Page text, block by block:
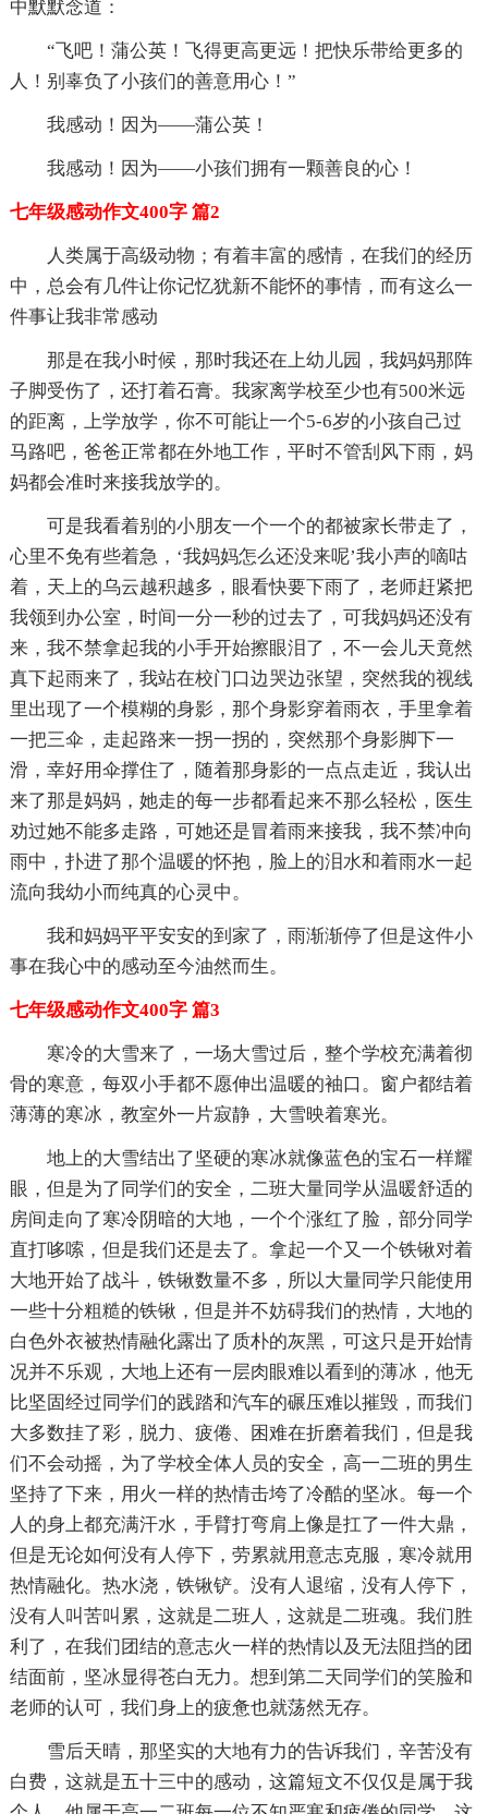
中默默念道：
“飞吧！蒲公英！飞得更高更远！把快乐带给更多的
人！别辜负了小孩们的善意用心！”
我感动！因为——蒲公英！
我感动！因为——小孩们拥有一颗善良的心！
七年级感动作文400字 篇2
人类属于高级动物；有着丰富的感情，在我们的经历
中，总会有几件让你记忆犹新不能怀的事情，而有这么一
件事让我非常感动
那是在我小时候，那时我还在上幼儿园，我妈妈那阵
子脚受伤了，还打着石膏。我家离学校至少也有500米远
的距离，上学放学，你不可能让一个5-6岁的小孩自己过
马路吧，爸爸正常都在外地工作，平时不管刮风下雨，妈
妈都会准时来接我放学的。
可是我看着别的小朋友一个一个的都被家长带走了，
心里不免有些着急，‘我妈妈怎么还没来呢’我小声的嘀咕
着，天上的乌云越积越多，眼看快要下雨了，老师赶紧把
我领到办公室，时间一分一秒的过去了，可我妈妈还没有
来，我不禁拿起我的小手开始擦眼泪了，不一会儿天竟然
真下起雨来了，我站在校门口边哭边张望，突然我的视线
里出现了一个模糊的身影，那个身影穿着雨衣，手里拿着
一把三伞，走起路来一拐一拐的，突然那个身影脚下一
滑，幸好用伞撑住了，随着那身影的一点点走近，我认出
来了那是妈妈，她走的每一步都看起来不那么轻松，医生
劝过她不能多走路，可她还是冒着雨来接我，我不禁冲向
雨中，扑进了那个温暖的怀抱，脸上的泪水和着雨水一起
流向我幼小而纯真的心灵中。
我和妈妈平平安安的到家了，雨渐渐停了但是这件小
事在我心中的感动至今油然而生。
七年级感动作文400字 篇3
寒冷的大雪来了，一场大雪过后，整个学校充满着彻
骨的寒意，每双小手都不愿伸出温暖的袖口。窗户都结着
薄薄的寒冰，教室外一片寂静，大雪映着寒光。
地上的大雪结出了坚硬的寒冰就像蓝色的宝石一样耀
眼，但是为了同学们的安全，二班大量同学从温暖舒适的
房间走向了寒冷阴暗的大地，一个个涨红了脸，部分同学
直打哆嗦，但是我们还是去了。拿起一个又一个铁锹对着
大地开始了战斗，铁锹数量不多，所以大量同学只能使用
一些十分粗糙的铁锹，但是并不妨碍我们的热情，大地的
白色外衣被热情融化露出了质朴的灰黑，可这只是开始情
况并不乐观，大地上还有一层肉眼难以看到的薄冰，他无
比坚固经过同学们的践踏和汽车的碾压难以摧毁，而我们
大多数挂了彩，脱力、疲倦、困难在折磨着我们，但是我
们不会动摇，为了学校全体人员的安全，高一二班的男生
坚持了下来，用火一样的热情击垮了冷酷的坚冰。每一个
人的身上都充满汗水，手臂打弯肩上像是扛了一件大鼎，
但是无论如何没有人停下，劳累就用意志克服，寒冷就用
热情融化。热水浇，铁锹铲。没有人退缩，没有人停下，
没有人叫苦叫累，这就是二班人，这就是二班魂。我们胜
利了，在我们团结的意志火一样的热情以及无法阻挡的团
结面前，坚冰显得苍白无力。想到第二天同学们的笑脸和
老师的认可，我们身上的疲惫也就荡然无存。
雪后天晴，那坚实的大地有力的告诉我们，辛苦没有
白费，这就是五十三中的感动，这篇短文不仅仅是属于我